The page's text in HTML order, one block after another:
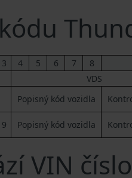
3 4 5 6 7 8
VDS
Popisný kód vozidla
9 Popisný kód vozidla
VIN